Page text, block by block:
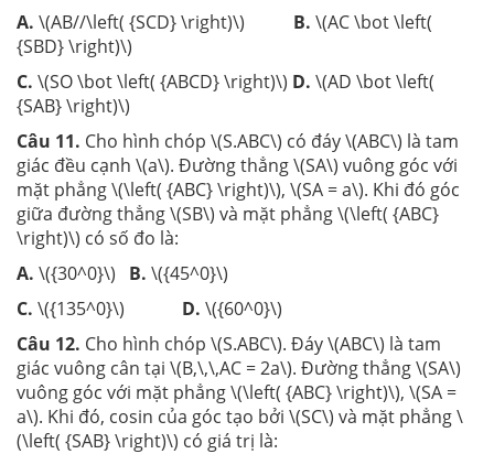
A. \(AB//\left( {SCD} \right)\) B. \(AC \bot \left(
{SBD} \right)\)
C. \(SO \bot \left( {ABCD} \right)\) D. \(AD \bot \left(
{SAB} \right)\)
Câu 11. Cho hình chóp \(S.ABC\) có đáy \(ABC\) là tam
giác đều cạnh \(a\). Đường thẳng \(SA\) vuông góc với
mặt phẳng \(\left( {ABC} \right)\), \(SA = a\). Khi đó góc
giữa đường thẳng \(SB\) và mặt phẳng \(\left( {ABC}
\right)\) có số đo là:
A. \({30^0}\) B. \({45^0}\)
C. \({135^0}\) D. \({60^0}\)
Câu 12. Cho hình chóp \(S.ABC\). Đáy \(ABC\) là tam
giác vuông cân tại \(B,\,\,AC = 2a\). Đường thẳng \(SA\)
vuông góc với mặt phẳng \(\left( {ABC} \right)\), \(SA =
a\). Khi đó, cosin của góc tạo bởi \(SC\) và mặt phẳng \
(\left( {SAB} \right)\) có giá trị là: